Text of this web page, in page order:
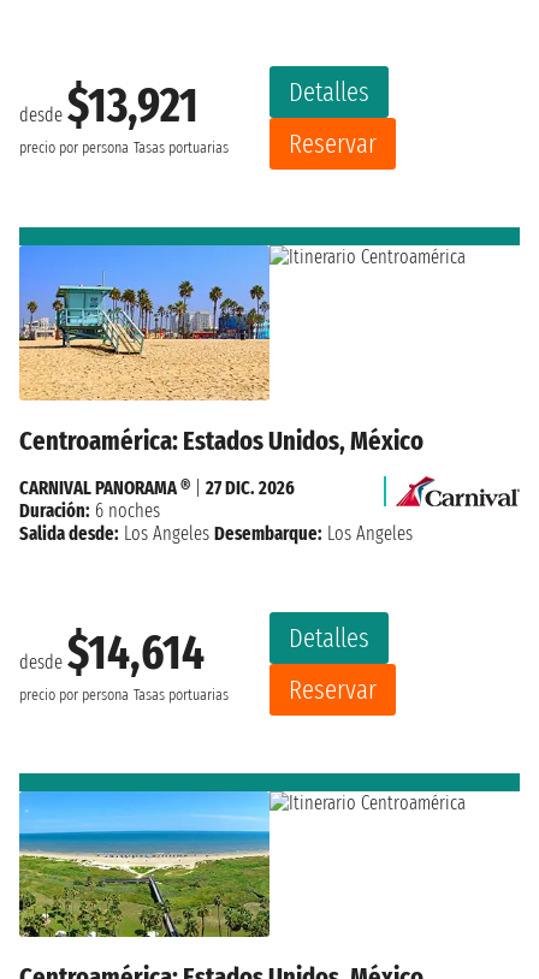
desde $13,921
precio por persona Tasas portuarias
Detalles
Reservar
Centroamérica: Estados Unidos, México
desde $14,614
precio por persona Tasas portuarias
Detalles
Reservar
CARNIVAL PANORAMA ®
27 DIC. 2026
Duración: 6 noches
Salida desde: Los Angeles Desembarque: Los Angeles